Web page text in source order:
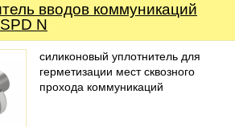
вводов коммуникаций
N
силиконовый уплотнитель для
герметизации мест сквозного
прохода коммуникаций